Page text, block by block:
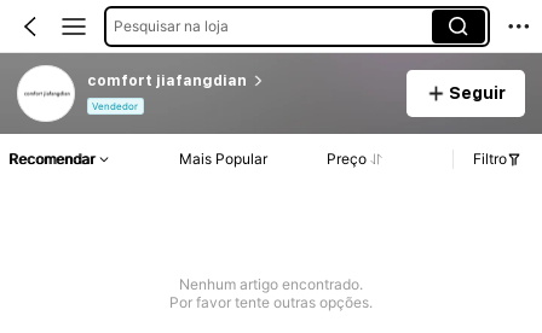
Pesquisar na loja
comfort jiafangdian
Vendedor
Seguir
Recomendar Mais Popular Preço Filtro
Nenhum artigo encontrado.
Por favor tente outras opções.